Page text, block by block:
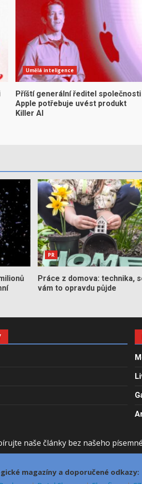
Umělá inteligence
Příští generální ředitel společnosti
Apple potřebuje uvést produkt
Killer AI
PR
Práce z domova: technika,
vám to opravdu půjde
naše články bez našeho
magazíny a doporučené odkazy: